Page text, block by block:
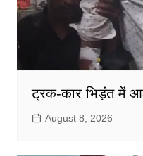
ट्रक-कार भिड़ंत में
August 8, 2026